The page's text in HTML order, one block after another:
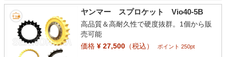
ヤンマー スプロケット Vio40-5B
高品質＆高耐久性で硬度抜群。1個から販
売可能
価格¥ 27,500（税込） ポイント 250pt